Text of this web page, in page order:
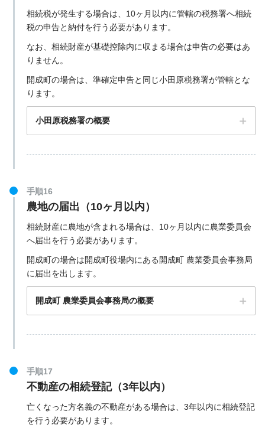
〒259-0123 神奈川県中郡二宮町二宮１２４０−１
横浜地方法務局 西湘二宮支局の公式サイト
相続税が発生する場合は、10ヶ月以内に管轄の税務署へ相続
税の申告と納付を行う必要があります。
なお、相続財産が基礎控除内に収まる場合は申告の必要はあ
りません。
開成町の場合は、準確定申告と同じ小田原税務署が管轄とな
ります。
小田原税務署の概要
手順16
農地の届出（10ヶ月以内）
相続財産に農地が含まれる場合は、10ヶ月以内に農業委員会
へ届出を行う必要があります。
開成町の場合は開成町役場内にある開成町 農業委員会事務局
に届出を出します。
開成町 農業委員会事務局の概要
手順17
不動産の相続登記（3年以内）
亡くなった方名義の不動産がある場合は、3年以内に相続登記
を行う必要があります。